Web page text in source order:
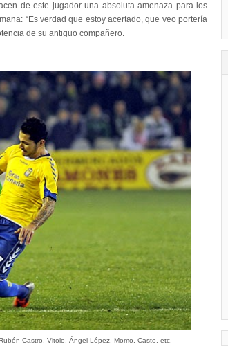
de este jugador una absoluta amenaza para los
“Es verdad que estoy acertado, que veo portería
de su antiguo compañero.
Castro, Vitolo, Ángel López, Momo, Casto, etc.